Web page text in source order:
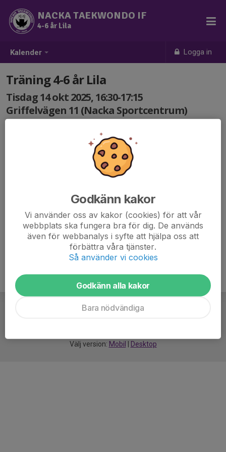
Kalender Logga in
NACKA TAEKWONDO IF
4-6 år Lila
Träning 4-6 år Lila
Tisdag 14 okt 2025, 16:30-17:15
Griffelvägen 11 (Nacka Sportcentrum)
Välj version: Mobil Desktop
Godkänn kakor
Vi använder oss av kakor (cookies) för att vår
webbplats ska fungera bra för dig. De används
även för webbanalys i syfte att hjälpa oss att
förbättra våra tjänster.
Så använder vi cookies
Godkänn alla kakor
Bara nödvändiga